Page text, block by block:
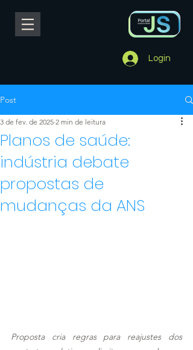
Login
Post
Planos de saúde:
indústria debate
propostas de
mudanças da ANS
3 de fev. de 2025 2 min de leitura
Proposta cria regras para reajustes dos